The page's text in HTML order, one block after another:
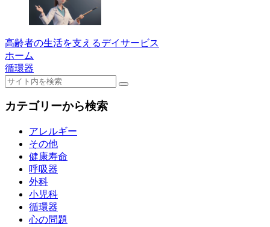
高齢者の生活を支えるデイサービス
ホーム
循環器
カテゴリーから検索
アレルギー
その他
健康寿命
呼吸器
外科
小児科
循環器
心の問題